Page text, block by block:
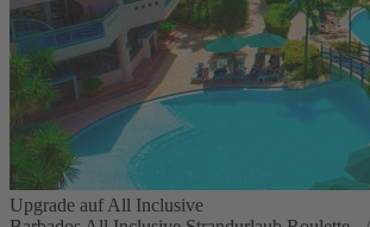
Upgrade auf All Inclusive